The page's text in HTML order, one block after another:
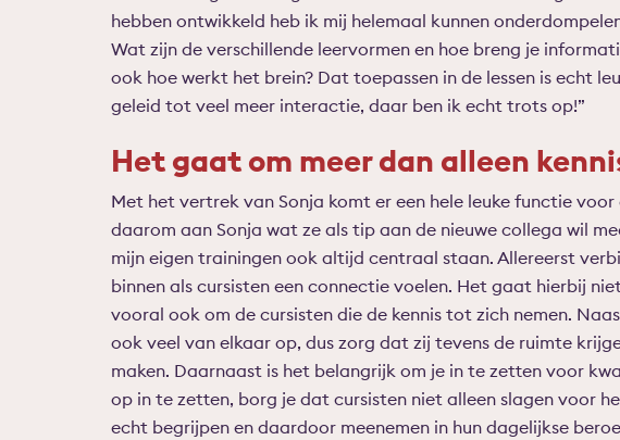
hebben ontwikkeld heb ik mij helemaal kunnen
Wat zijn de verschillende leervormen en hoe breng je
ook hoe werkt het brein? Dat toepassen in de lessen is echt
geleid tot veel meer interactie, daar ben ik echt trots op!”
Het gaat om meer dan alleen
Met het vertrek van Sonja komt er een hele leuke functie
daarom aan Sonja wat ze als tip aan de nieuwe collega wil
mijn eigen trainingen ook altijd centraal staan. Allereerst
binnen als cursisten een connectie voelen. Het gaat hierbij
vooral ook om de cursisten die de kennis tot zich nemen.
ook veel van elkaar op, dus zorg dat zij tevens de ruimte
maken. Daarnaast is het belangrijk om je in te zetten voor
op in te zetten, borg je dat cursisten niet alleen slagen voor
echt begrijpen en daardoor meenemen in hun dagelijkse